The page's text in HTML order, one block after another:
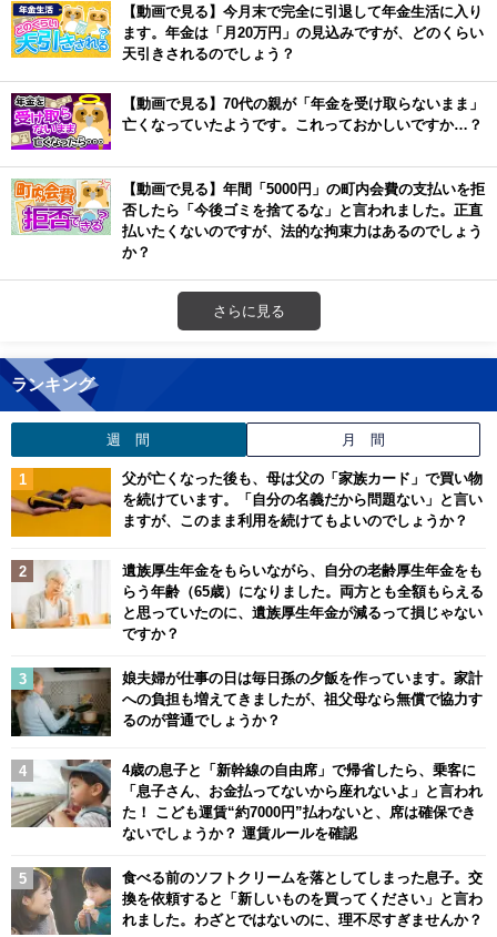
【動画で見る】今月末で完全に引退して年金生活に入り
ます。年金は「月20万円」の見込みですが、どのくらい
天引きされるのでしょう？
【動画で見る】70代の親が「年金を受け取らないまま」
亡くなっていたようです。これっておかしいですか…？
【動画で見る】年間「5000円」の町内会費の支払いを拒
否したら「今後ゴミを捨てるな」と言われました。正直
払いたくないのですが、法的な拘束力はあるのでしょう
か？
さらに見る
ランキング
週 間 月 間
父が亡くなった後も、母は父の「家族カード」で買い物
を続けています。「自分の名義だから問題ない」と言い
ますが、このまま利用を続けてもよいのでしょうか？
遺族厚生年金をもらいながら、自分の老齢厚生年金をも
らう年齢（65歳）になりました。両方とも全額もらえる
と思っていたのに、遺族厚生年金が減るって損じゃない
ですか？
娘夫婦が仕事の日は毎日孫の夕飯を作っています。家計
への負担も増えてきましたが、祖父母なら無償で協力す
るのが普通でしょうか？
4歳の息子と「新幹線の自由席」で帰省したら、乗客に
「息子さん、お金払ってないから座れないよ」と言われ
た！ こども運賃“約7000円”払わないと、席は確保でき
ないでしょうか？ 運賃ルールを確認
食べる前のソフトクリームを落としてしまった息子。交
換を依頼すると「新しいものを買ってください」と言わ
れました。わざとではないのに、理不尽すぎませんか？